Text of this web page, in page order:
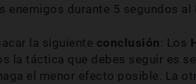
enemigos durante 5 segundos al
la siguiente conclusión : Los
la táctica que debes seguir es
el menor efecto posible. La